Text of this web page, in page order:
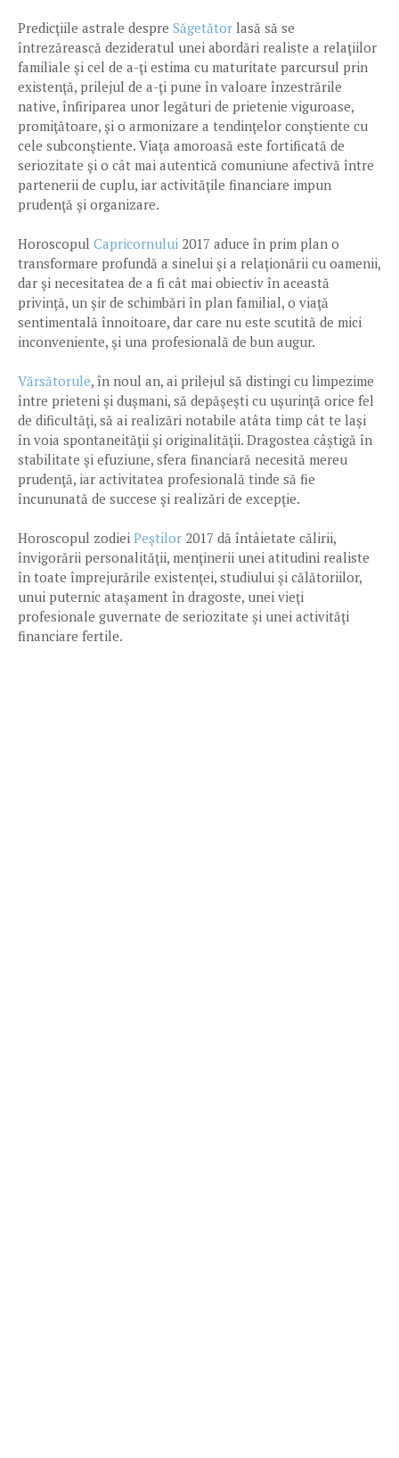
Predicţiile astrale despre Săgetător lasă să se
întrezărească dezideratul unei abordări realiste a relaţiilor
familiale şi cel de a-ţi estima cu maturitate parcursul prin
existenţă, prilejul de a-ţi pune în valoare înzestrările
native, înfiriparea unor legături de prietenie viguroase,
promiţătoare, şi o armonizare a tendinţelor conştiente cu
cele subconştiente. Viaţa amoroasă este fortificată de
seriozitate şi o cât mai autentică comuniune afectivă între
partenerii de cuplu, iar activităţile financiare impun
prudenţă şi organizare.
Horoscopul Capricornului 2017 aduce în prim plan o
transformare profundă a sinelui şi a relaţionării cu oamenii,
dar şi necesitatea de a fi cât mai obiectiv în această
privinţă, un şir de schimbări în plan familial, o viaţă
sentimentală înnoitoare, dar care nu este scutită de mici
inconveniente, şi una profesională de bun augur.
Vărsătorule, în noul an, ai prilejul să distingi cu limpezime
între prieteni şi duşmani, să depăşeşti cu uşurinţă orice fel
de dificultăţi, să ai realizări notabile atâta timp cât te laşi
în voia spontaneităţii şi originalităţii. Dragostea câştigă în
stabilitate şi efuziune, sfera financiară necesită mereu
prudenţă, iar activitatea profesională tinde să fie
încununată de succese şi realizări de excepţie.
Horoscopul zodiei Peştilor 2017 dă întâietate călirii,
învigorării personalităţii, menţinerii unei atitudini realiste
în toate împrejurările existenţei, studiului şi călătoriilor,
unui puternic ataşament în dragoste, unei vieţi
profesionale guvernate de seriozitate şi unei activităţi
financiare fertile.